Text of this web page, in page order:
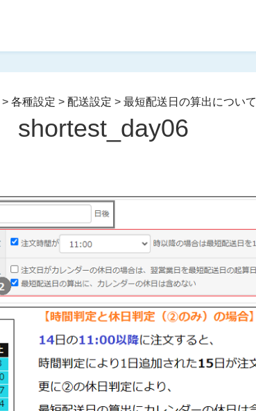
>各種設定 >配送設定 >最短配送日の算出について
shortest_day06